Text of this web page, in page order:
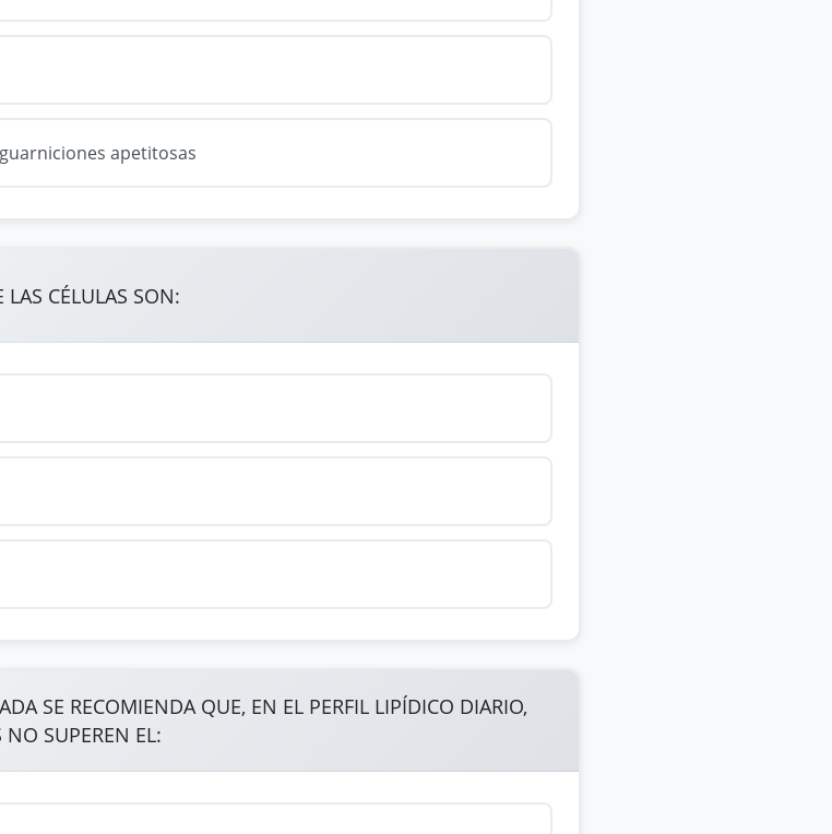
apetitosas
LAS CÉLULAS SON:
SE RECOMIENDA QUE, EN EL PERFIL LIPÍDICO DIARIO,
NO SUPEREN EL: